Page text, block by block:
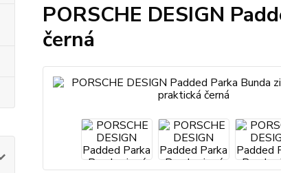
PORSCHE DESIGN
černá